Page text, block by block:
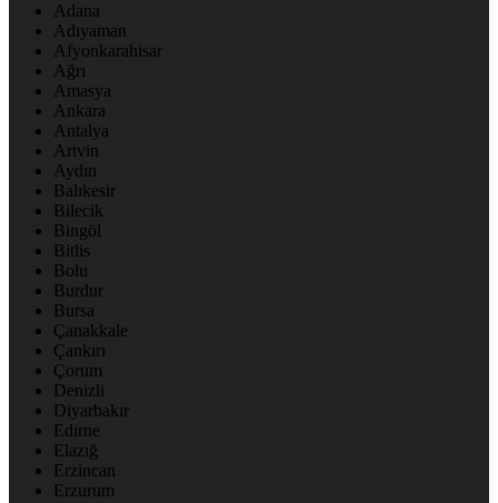
Adana
Adıyaman
Afyonkarahisar
Ağrı
Amasya
Ankara
Antalya
Artvin
Aydın
Balıkesir
Bilecik
Bingöl
Bitlis
Bolu
Burdur
Bursa
Çanakkale
Çankırı
Çorum
Denizli
Diyarbakır
Edirne
Elazığ
Erzincan
Erzurum